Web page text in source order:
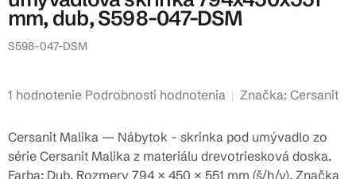
mm, dub, S598-047-DSM
S598-047-DSM
Priemerné
produktu
je
5,0
1 hodnotenie Podrobnosti hodnotenia Značka: Cersanit
Cersanit Malika — Nábytok - skrinka pod umývadlo zo
série Cersanit Malika z materiálu drevotriesková doska.
Farba: Dub. Rozmery 794 × 450 × 551 mm (š/h/v). Značka